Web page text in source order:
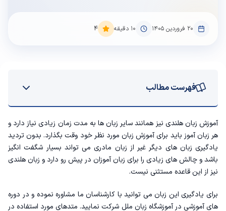
۲۰ فروردین ۱۴۰۵ 10 دقیقه 4
فهرست مطالب
مدت زمان یادگیری زبان هلندی
سطح A1
سطح B2
سطح پیشرفته
آموزش زبان هلندی نیز همانند سایر زبان ها به مدت زمان زیادی نیاز دارد و
هر زبان آموز باید برای آموزش زبان مورد نظر خود وقت بگذارد. بدون تردید
یادگیری زبان های دیگر غیر از زبان مادری می تواند بسیار شگفت انگیز
باشد و چالش های زیادی را برای زبان آموزان در پیش رو دارد و زبان هلندی
نیز از این قاعده مستثنی نیست.
برای یادگیری این زبان می توانید با کارشناسان ما مشاوره نموده و در دوره
های آموزشی درآموزشگاه زبان ملل شرکت نمایید. متدهای مورد استفاده در